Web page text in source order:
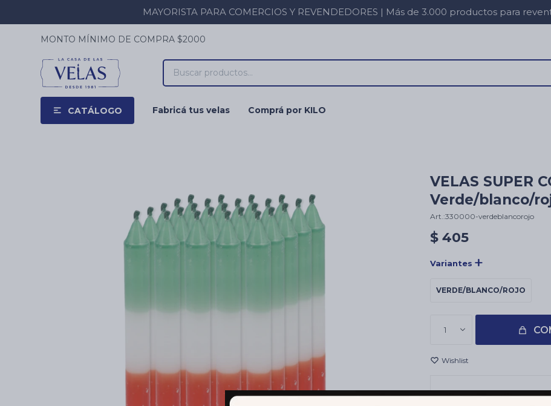
MAYORISTA PARA COMERCIOS Y REVENDEDORES | Más de 3.000 productos para
CATÁLOGO Fabricá tus velas Comprá por KILO
MONTO MÍNIMO DE COMPRA $2000
VELAS SUPER
Verde/blanco/
330000-verdeblancorojo
$ 405
Variantes
VERDE/BLANCO/ROJO
1
Envíos